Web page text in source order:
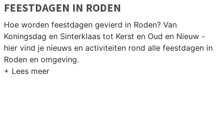
FEESTDAGEN IN RODEN
Hoe worden feestdagen gevierd in Roden? Van
Koningsdag en Sinterklaas tot Kerst en Oud en Nieuw -
hier vind je nieuws en activiteiten rond alle feestdagen in
Roden en omgeving.